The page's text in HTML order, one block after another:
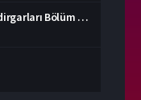
Harry Potter 8 Ölüm Yadirgarları Bölüm 2 İzle